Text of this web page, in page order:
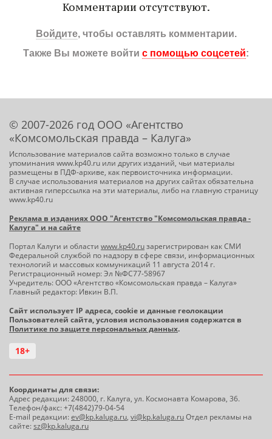
Комментарии отсутствуют.
Войдите, чтобы оставлять комментарии.
Также Вы можете войти с помощью соцсетей:
© 2007-2026 год ООО «Агентство
«Комсомольская правда – Калуга»
Использование материалов сайта возможно только в случае
упоминания www.kp40.ru или других изданий, чьи материалы
размещены в ПДФ-архиве, как первоисточника информации.
В случае использования материалов на других сайтах обязательна
активная гиперссылка на эти материалы, либо на главную страницу
www.kp40.ru
Реклама в изданиях ООО "Агентство "Комсомольская правда -
Калуга" и на сайте
Портал Калуги и области www.kp40.ruзарегистрирован как СМИ
Федеральной службой по надзору в сфере связи, информационных
технологий и массовых коммуникаций 11 августа 2014 г.
Регистрационный номер: Эл №ФС77-58967
Учредитель: ООО «Агентство «Комсомольская правда – Калуга»
Главный редактор: Ивкин В.П.
Сайт использует IP адреса, cookie и данные геолокации
Пользователей сайта, условия использования содержатся в
Политике по защите персональных данных.
18+
Координаты для связи:
Адрес редакции: 248000, г. Калуга, ул. Космонавта Комарова, 36.
Телефон/факс: +7(4842)79-04-54
E-mail редакции:ev@kp.kaluga.ru, vi@kp.kaluga.ruОтдел рекламы на
сайте:sz@kp.kaluga.ru